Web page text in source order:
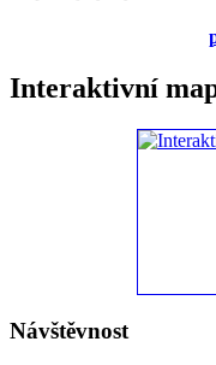
Interaktivní
Návštěvnost